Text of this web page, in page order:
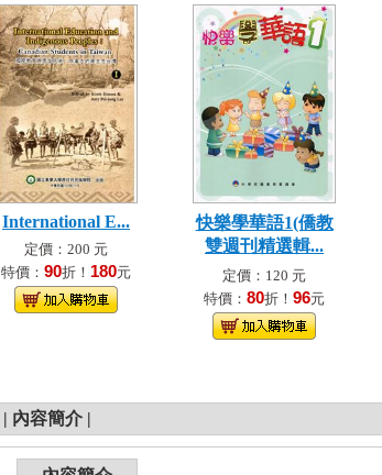
International E...
定價：200 元
特價： 90折！ 180元
快樂學華語1(僑教
雙週刊精選輯...
定價：120 元
特價： 80折！ 96元
| 內容簡介 |